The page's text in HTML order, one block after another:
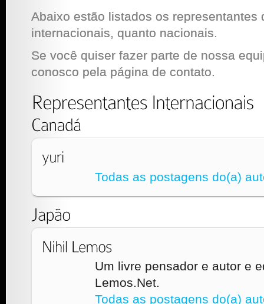
Abaixo estão listados os representantes
internacionais, quanto nacionais.
Se você quiser fazer parte de nossa
conosco pela página de contato.
Todas as postagens do(a)
Um livre pensador e autor e
Lemos.Net.
Todas as postagens do(a)